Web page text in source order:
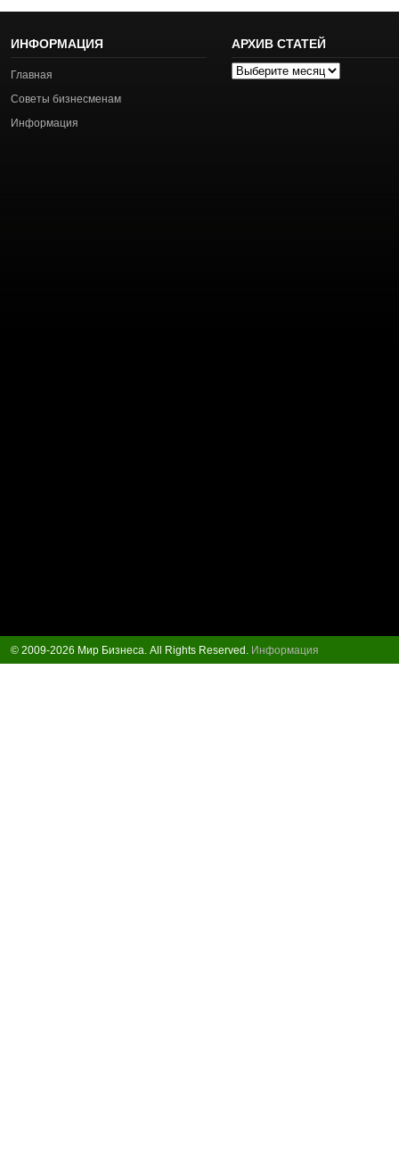
ИНФОРМАЦИЯ
Главная
Советы бизнесменам
Информация
АРХИВ СТАТЕЙ
Архив
© 2009-2026 Мир Бизнеса. All Rights Reserved. Информация